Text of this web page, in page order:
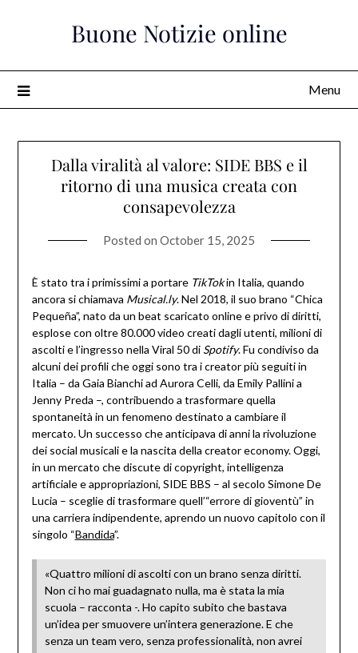
Buone Notizie online
Menu
Dalla viralità al valore: SIDE BBS e il
ritorno di una musica creata con
consapevolezza
Posted on October 15, 2025
È stato tra i primissimi a portare TikTokin Italia, quando
ancora si chiamava Musical.ly. Nel 2018, il suo brano “Chica
Pequeña”, nato da un beat scaricato online e privo di diritti,
esplose con oltre 80.000 video creati dagli utenti, milioni di
ascolti e l’ingresso nella Viral 50 di Spotify. Fu condiviso da
alcuni dei profili che oggi sono tra i creator più seguiti in
Italia – da Gaia Bianchi ad Aurora Celli, da Emily Pallini a
Jenny Preda –, contribuendo a trasformare quella
spontaneità in un fenomeno destinato a cambiare il
mercato. Un successo che anticipava di anni la rivoluzione
dei social musicali e la nascita della creator economy. Oggi,
in un mercato che discute di copyright, intelligenza
artificiale e appropriazioni, SIDE BBS – al secolo Simone De
Lucia – sceglie di trasformare quell’“errore di gioventù” in
una carriera indipendente, aprendo un nuovo capitolo con il
singolo “Bandida”.
«Quattro milioni di ascolti con un brano senza diritti.
Non ci ho mai guadagnato nulla, ma è stata la mia
scuola – racconta -. Ho capito subito che bastava
un’idea per smuovere un’intera generazione. E che
senza un team vero, senza professionalità, non avrei